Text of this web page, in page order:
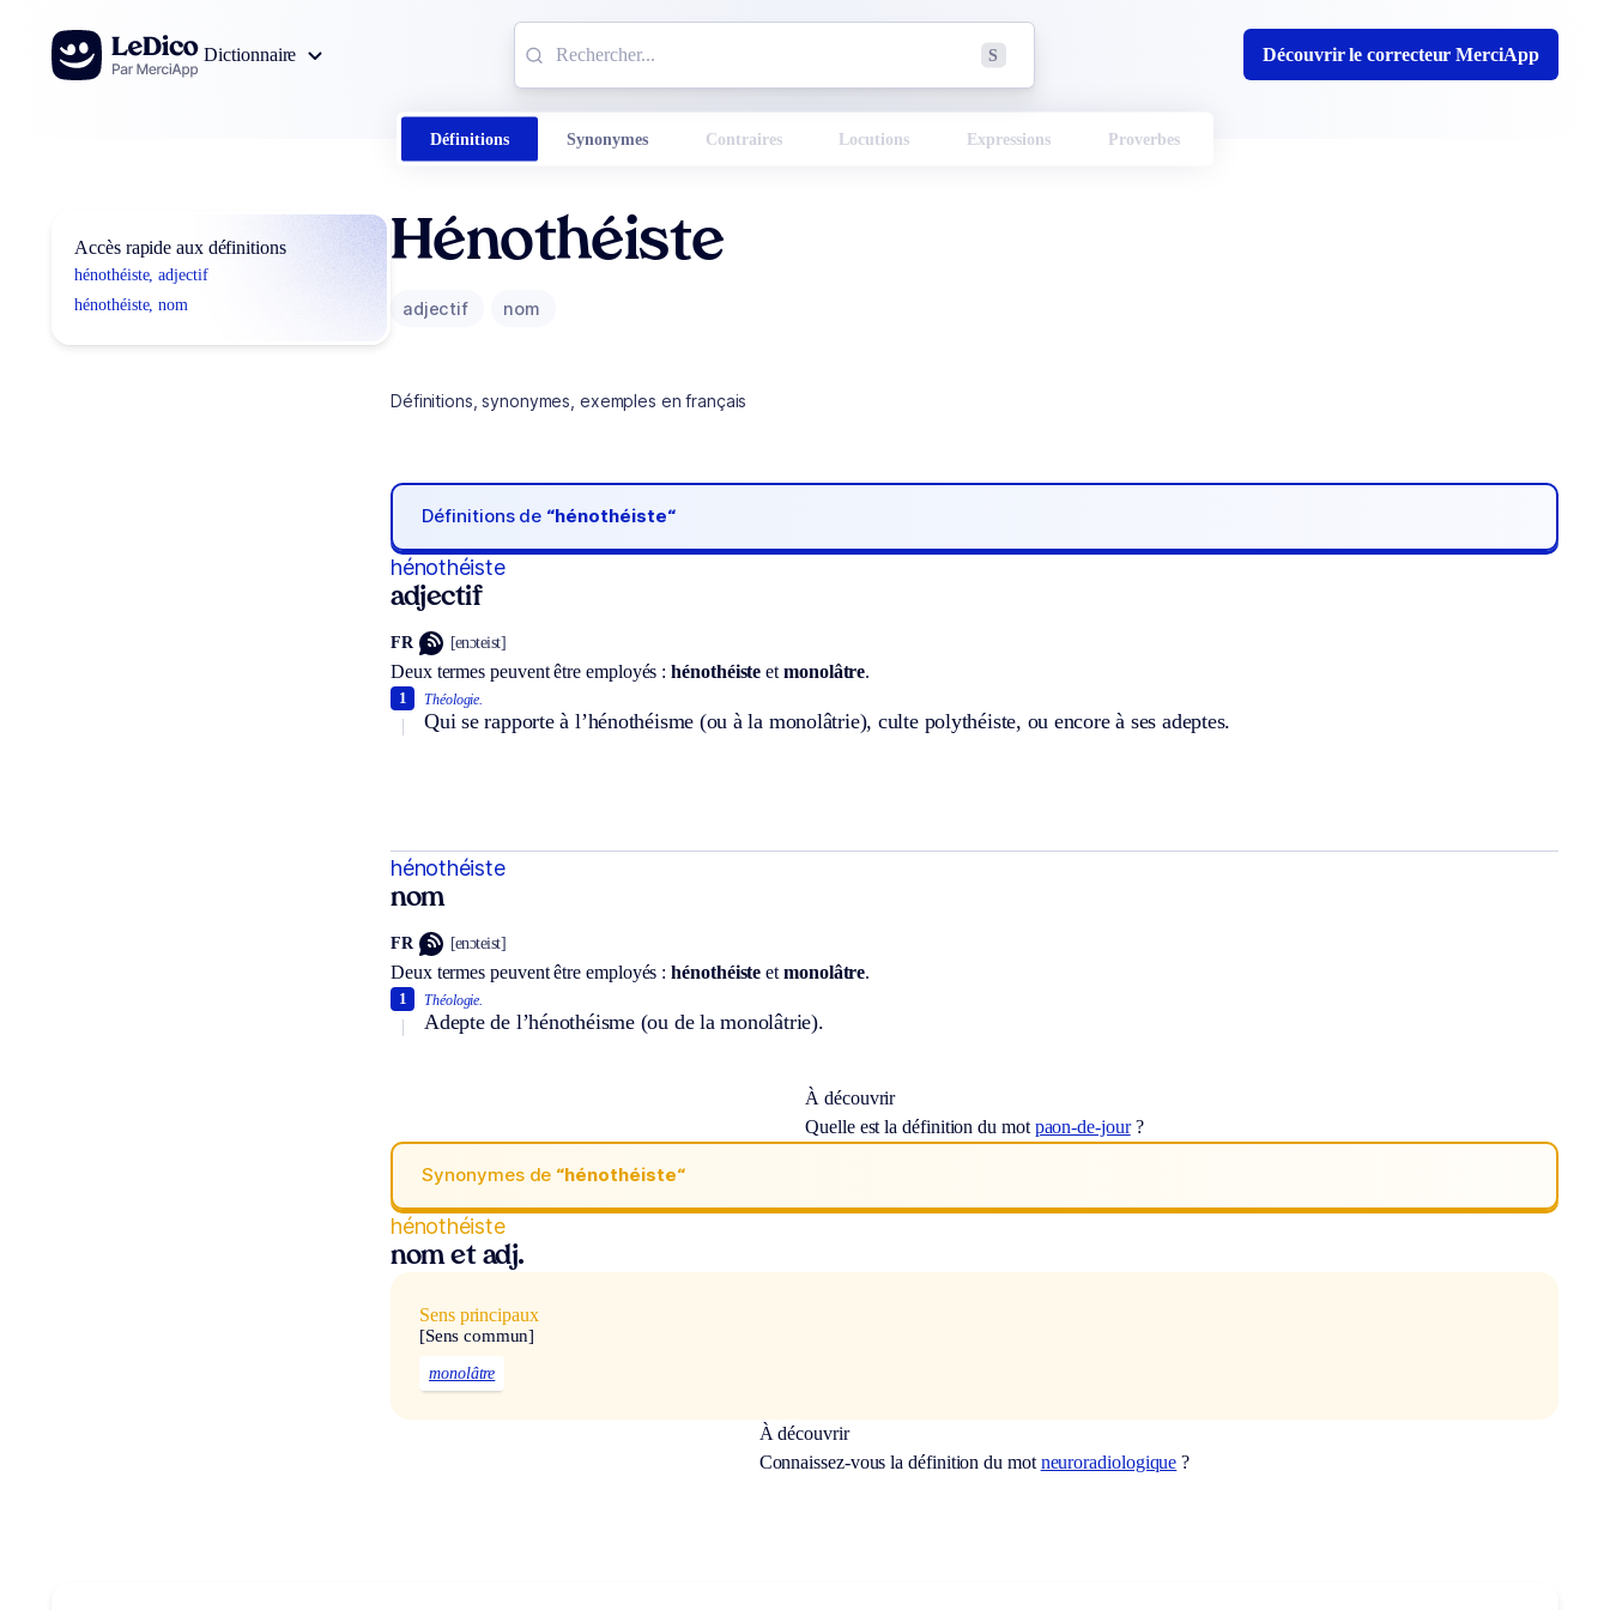
Aller au contenu
Dictionnaire
S Découvrir le correcteur MerciApp
Définitions Synonymes Contraires Locutions Expressions Proverbes
Accès rapide aux définitions
hénothéiste, adjectif
hénothéiste, nom
Hénothéiste
adjectif nom
Définitions, synonymes, exemples en français
Définitions de “hénothéiste“
hénothéiste
adjectif
FR [enɔteist]
Deux termes peuvent être employés :hénothéiste et monolâtre.
Théologie.
Qui se rapporte à l’hénothéisme (ou à la monolâtrie), culte polythéiste, ou encore à ses adeptes.
1
hénothéiste
nom
FR [enɔteist]
Deux termes peuvent être employés :hénothéiste et monolâtre.
Théologie.
Adepte de l’hénothéisme (ou de la monolâtrie).
1
À découvrir
Quelle est la définition du mot paon-de-jour?
Synonymes de “hénothéiste“
hénothéiste
nom et adj.
Sens principaux
[Sens commun]
monolâtre
À découvrir
Connaissez-vous la définition du mot neuroradiologique ?